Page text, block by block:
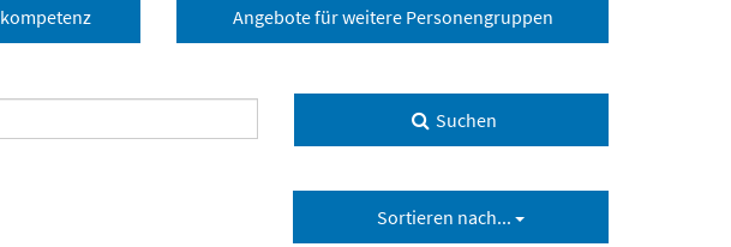
Angebote für weitere Personengruppen
Suchen
Sortieren nach...